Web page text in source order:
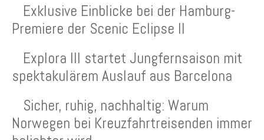
Exklusive Einblicke bei der Hamburg-
Premiere der Scenic Eclipse II
Explora III startet Jungfernsaison mit
spektakulärem Auslauf aus Barcelona
Sicher, ruhig, nachhaltig: Warum
Norwegen bei Kreuzfahrtreisenden immer